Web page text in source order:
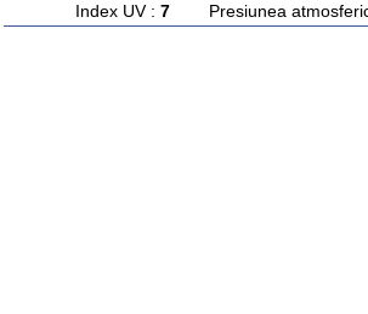
Index UV : 7Presiunea